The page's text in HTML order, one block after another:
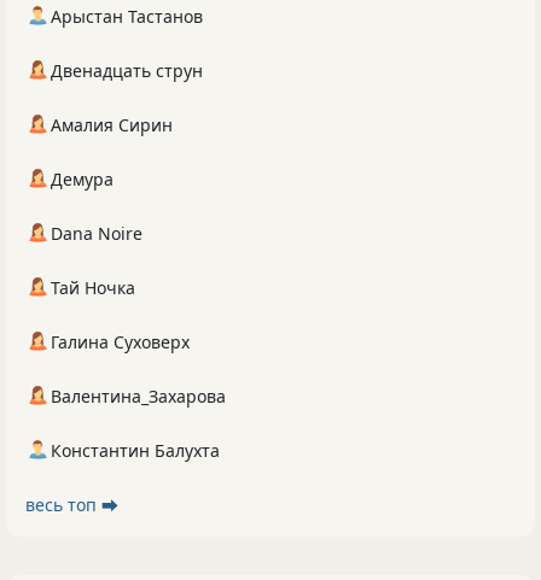
Арыстан Тастанов
Двенадцать струн
Амалия Сирин
Демура
Dana Noire
Тай Ночка
Галина Суховерх
Валентина_Захарова
Константин Балухта
весь топ ⮕